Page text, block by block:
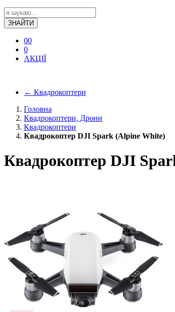
ЗНАЙТИ
00
0
АКЦІЇ
← Квадрокоптери
Головна
Квадрокоптери, Дрони
Квадрокоптери
Квадрокоптер DJI Spark (Alpine White)
Квадрокоптер DJI